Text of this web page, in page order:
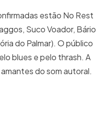
estão No Rest
Suco Voador, Bário
do Palmar). O público
blues e pelo thrash. A
do som autoral.